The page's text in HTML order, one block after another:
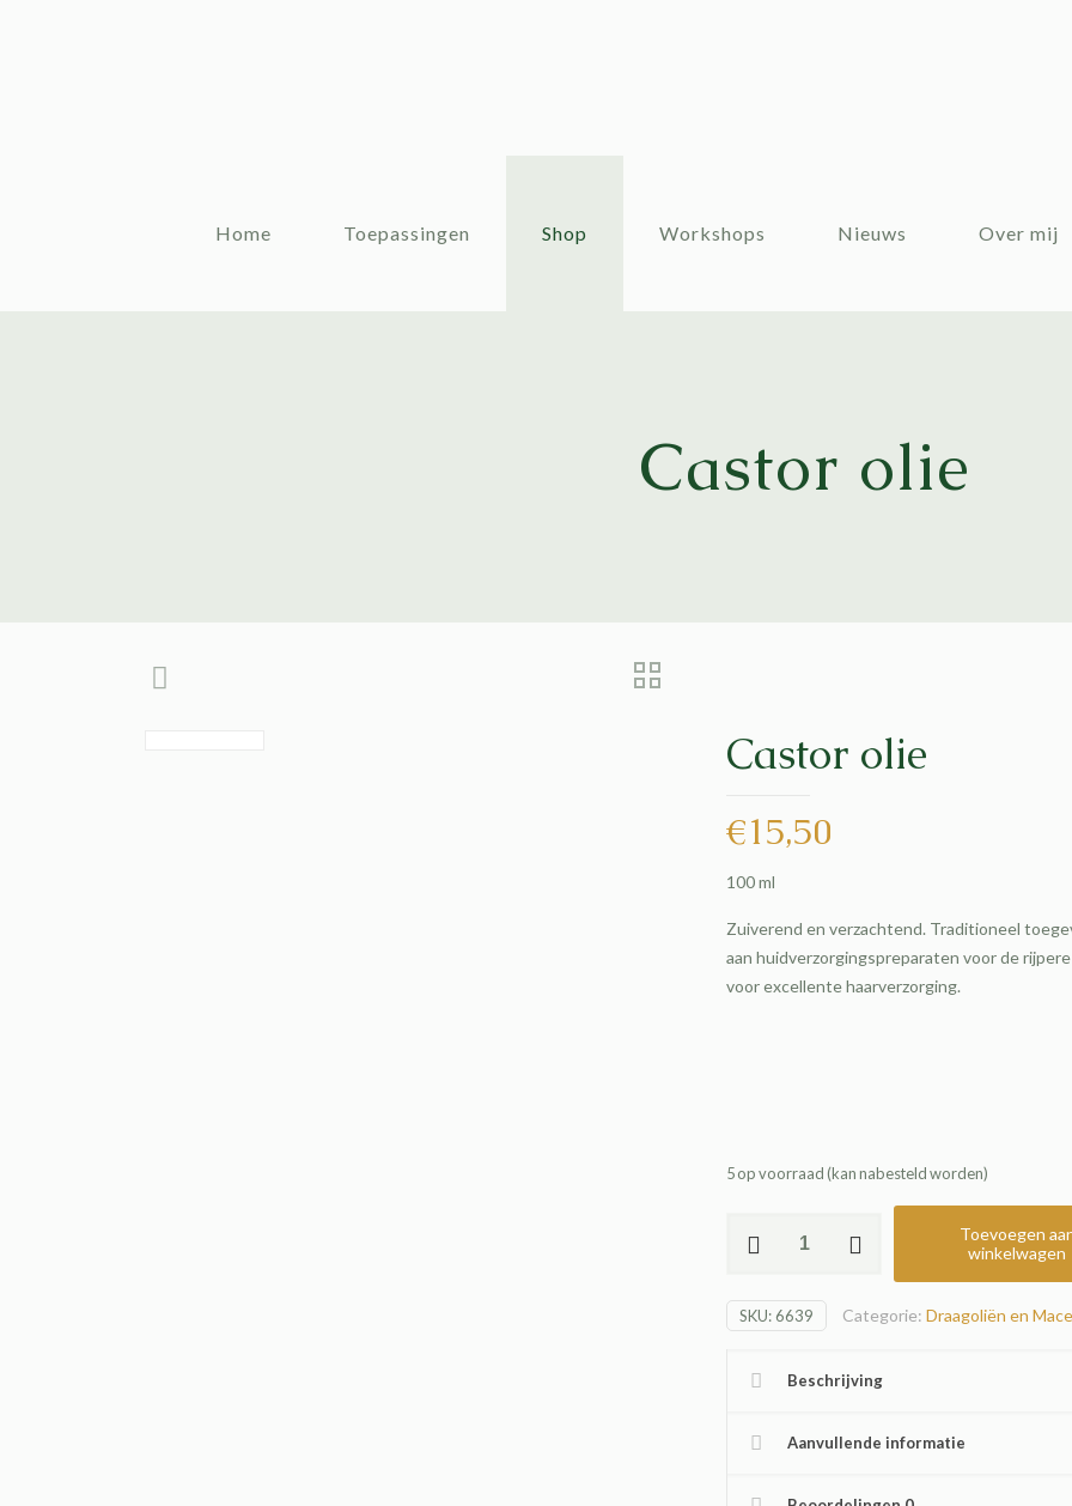
Home Toepassingen Shop Workshops Nieuws Over mij
Castor olie
Castor olie
€15,50
100 ml
Zuiverend en verzachtend. Traditioneel
aan huidverzorgingspreparaten voor de
voor excellente haarverzorging.
5 op voorraad (kan nabesteld worden)
olie
Toevoegen
winkelwagen
SKU: 6639 Categorie:Draagoliën en
Beschrijving
Aanvullende informatie